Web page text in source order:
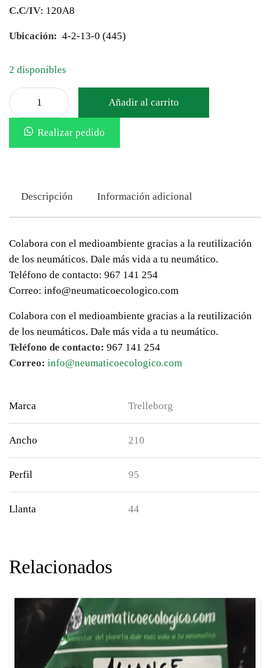
C.C/IV: 120A8
Ubicación: 4-2-13-0 (445)
2 disponibles
Añadir al carrito
Realizar pedido
Descripción Información adicional
Colabora con el medioambiente gracias a la reutilización
de los neumáticos. Dale más vida a tu neumático.
Teléfono de contacto: 967 141 254
Correo: info@neumaticoecologico.com
Colabora con el medioambiente gracias a la reutilización
de los neumáticos. Dale más vida a tu neumático.
Teléfono de contacto: 967 141 254
Correo: info@neumaticoecologico.com
Marca Trelleborg
Ancho 210
Perfil 95
Llanta 44
Relacionados